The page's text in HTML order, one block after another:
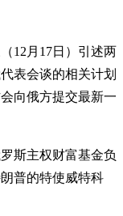
12月17日）引述两
表会谈的相关计划
向俄方提交最新一
斯主权财富基金负
普的特使威特科